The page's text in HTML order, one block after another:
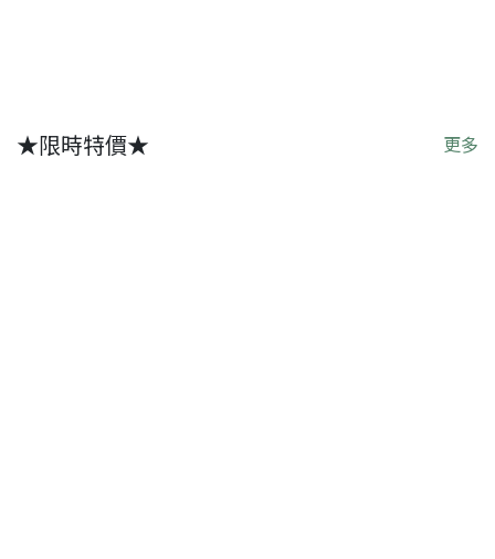
★限時特價★ 更多